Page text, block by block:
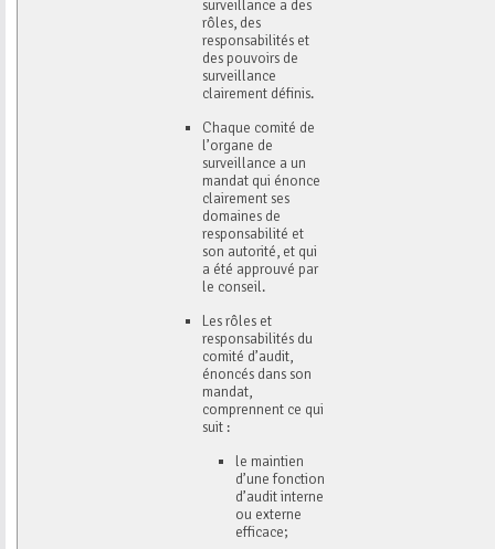
surveillance a des
rôles, des
responsabilités et
des pouvoirs de
surveillance
clairement définis.
Chaque comité de
l’organe de
surveillance a un
mandat qui énonce
clairement ses
domaines de
responsabilité et
son autorité, et qui
a été approuvé par
le conseil.
Les rôles et
responsabilités du
comité d’audit,
énoncés dans son
mandat,
comprennent ce qui
suit :
le maintien
d’une fonction
d’audit interne
ou externe
efficace;